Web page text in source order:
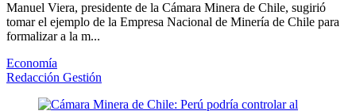
Manuel Viera, presidente de la Cámara Minera de Chile, sugirió
tomar el ejemplo de la Empresa Nacional de Minería de Chile para
formalizar a la m...
Economía
Redacción Gestión